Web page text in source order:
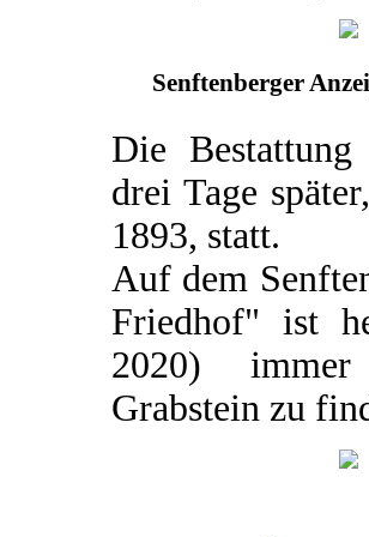
Senftenberger
Die
drei Tage
1893, statt.
Auf dem
Friedhof" ist
2020)
Grabstein zu